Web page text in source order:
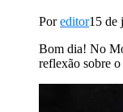
Poreditor15 de
Bom dia! No
reflexão sobre